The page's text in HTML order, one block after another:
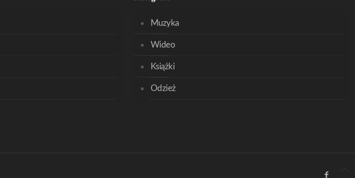
Muzyka
Wideo
Książki
Odzież